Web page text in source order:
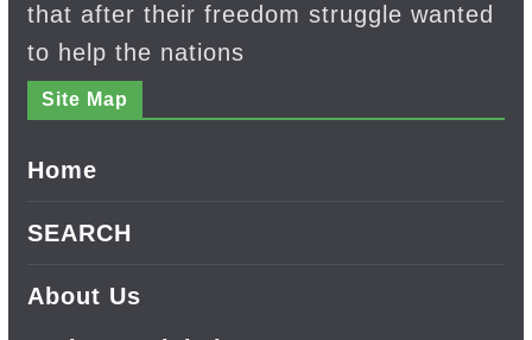
that after their freedom struggle wanted
to help the nations
Site Map
Home
SEARCH
About Us